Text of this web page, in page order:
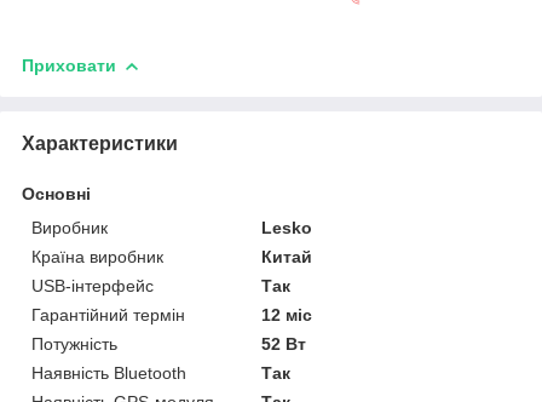
Приховати
Характеристики
Основні
Виробник
Lesko
Країна виробник
Китай
USB-інтерфейс
Так
Гарантійний термін
12 міс
Потужність
52 Вт
Наявність Bluetooth
Так